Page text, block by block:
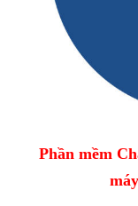
Phần mềm